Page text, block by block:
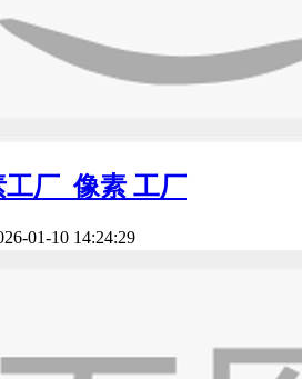
厂_像素 工厂
01-10 14:24:29